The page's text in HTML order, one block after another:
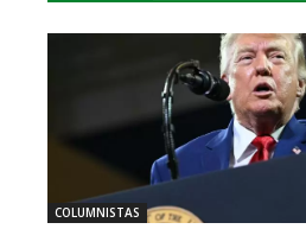
COLUMNISTAS